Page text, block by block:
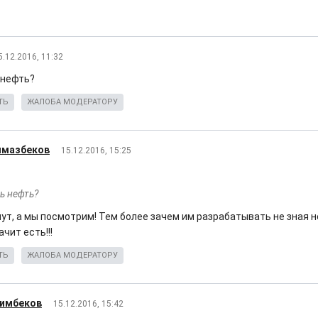
11:32
ЖАЛОБА МОДЕРАТОРУ
15.12.2016, 15:25
нефть?
а мы посмотрим! Тем более зачем им разрабатывать не зная
есть!!!
ЖАЛОБА МОДЕРАТОРУ
15.12.2016, 15:42